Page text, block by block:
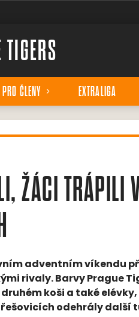
TIGERS
PRO ČLENY EXTRALIGA
ŽÁCI TRÁPILI
adventním víkendu
rivaly. Barvy Prague
koši a také
odehrály další